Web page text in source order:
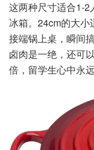
这两种尺寸适合1-2
冰箱。24cm的大
接端锅上桌，瞬间
卤肉是一绝，还可
倍，留学生心中永